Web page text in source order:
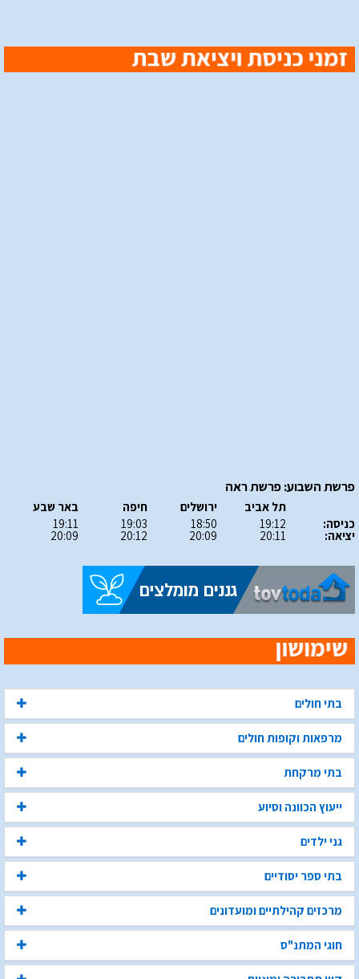
פרשת השבוע: פרשת ראה
כניסה:
יציאה:
תל אביב
19:12
20:11
ירושלים
18:50
20:09
חיפה
19:03
20:12
באר שבע
19:11
20:09
בתי חולים
מרפאות וקופות חולים
בתי מרקחת
ייעוץ הכוונה וסיוע
גני ילדים
בתי ספר יסודיים
מרכזים קהילתיים ומועדונים
חוגי המתנ"ס